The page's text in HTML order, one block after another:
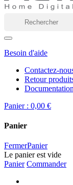
Besoin d'aide
Contactez-
Retour
Panier : 0,00 €
Panier
FermerPanier
Le panier est vide
Panier Commander